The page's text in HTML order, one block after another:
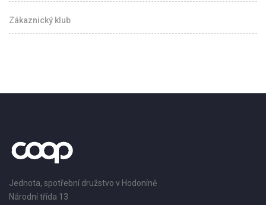
Zákaznický klub
Jednota, spotřební družstvo v Hodoníně
Národní třída 13